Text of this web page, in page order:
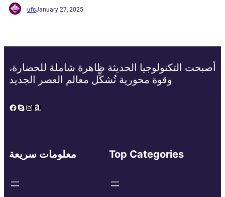
ufcJanuary 27, 2025
أصبحت التكنولوجيا الحديثة ظاهرة شاملة للحضارة،
وقوة محورية تُشكِّل معالم العصر الجديد
Facebook
Skype
Instagram
Amazon
معلومات سريعة Top Categories